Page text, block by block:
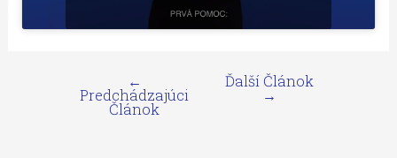
←
Predchádzajúci
Článok
Ďalší Článok
→